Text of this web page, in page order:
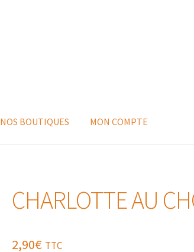
NOS BOUTIQUES MON COMPTE
CHARLOTTE AU
2,90€ TTC